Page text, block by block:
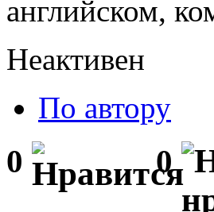
английском,
Неактивен
По автору
0 0